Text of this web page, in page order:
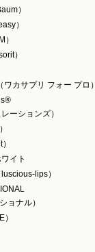
）
）
）
カサプリ フォー プロ）
ーションズ）
イト
lips）
ョナル）